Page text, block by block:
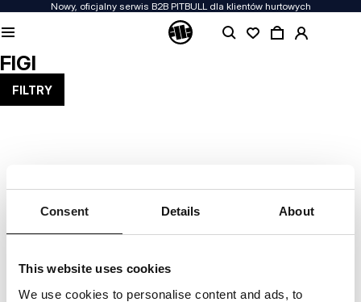
Consent Details About
This website uses cookies
We use cookies to personalise content and ads, to
Nowy, oficjalny serwis B2B PITBULL dla klientów hurtowych
FIGI
FILTRY
NIE ZNALEZIONO WYNIKÓW
Spróbuj użyć innych filtrów